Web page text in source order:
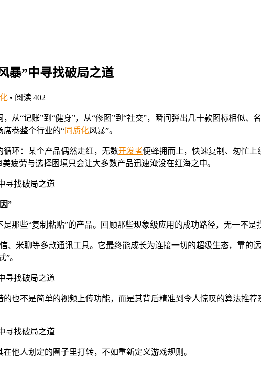
暴”中寻找破局之道
• 阅读 402
从“记账”到“健身”，从“修图”到“社交”，瞬间弹出几十款图标相似
席卷整个行业的“同质化风暴”。
环：某个产品偶然走红，无数开发者便蜂拥而上，快速复制、匆忙上
疲劳与选择困境只会让大多数产品迅速淹没在红海之中。
”
那些“复制粘贴”的产品。回顾那些现象级应用的成功路径，无一不是
、米聊等多款通讯工具。它最终能成长为连接一切的超级生态，靠
。
也不是简单的视频上传功能，而是其背后精准到令人惊叹的算法推
他人划定的圈子里打转，不如重新定义游戏规则。